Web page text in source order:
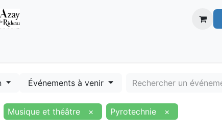
Événements à venir
Musique et théâtre × Pyrotechnie ×